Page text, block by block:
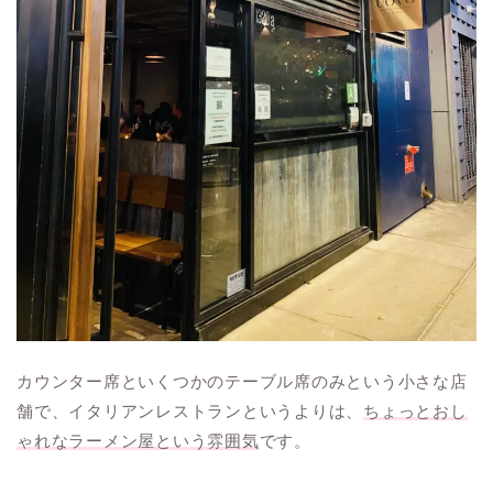
カウンター席といくつかのテーブル席のみという小さな店
舗で、イタリアンレストランというよりは、 ちょっとおし
ゃれなラーメン屋という雰囲気です。